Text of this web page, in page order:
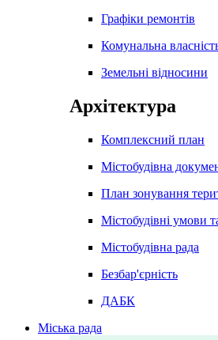
Графіки ремонтів
Комунальна
Земельні відносини
Архітектура
Комплексний план
Містобудівна
План зонування
Містобудівні умови
Містобудівна рада
Безбар'єрність
ДАБК
Міська рада